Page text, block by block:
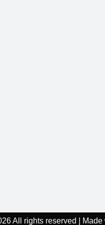
All rights reserved | Made